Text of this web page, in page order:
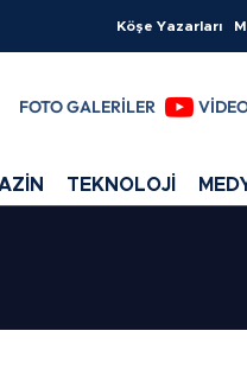
Köşe Yazarları
FOTO GALERİLER
TEKNOLOJİ